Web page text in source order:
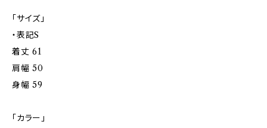
「サイズ」
・表記S
着丈 61
肩幅 50
身幅 59
「カラー」